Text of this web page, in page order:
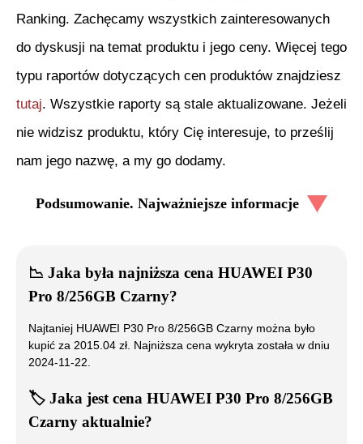
Ranking. Zachęcamy wszystkich zainteresowanych
do dyskusji na temat produktu i jego ceny. Więcej tego
typu raportów dotyczących cen produktów znajdziesz
tutaj. Wszystkie raporty są stale aktualizowane. Jeżeli
nie widzisz produktu, który Cię interesuje, to prześlij
nam jego nazwę, a my go dodamy.
Podsumowanie. Najważniejsze informacje
📉 Jaka była najniższa cena HUAWEI P30
Pro 8/256GB Czarny?
Najtaniej HUAWEI P30 Pro 8/256GB Czarny można było
kupić za 2015.04 zł. Najniższa cena wykryta została w dniu
2024-11-22.
🏷️ Jaka jest cena HUAWEI P30 Pro 8/256GB
Czarny aktualnie?